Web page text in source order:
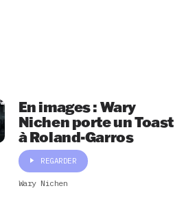
En images : Wary
Nichen porte un Toast
à Roland-Garros
REGARDER
Wary Nichen